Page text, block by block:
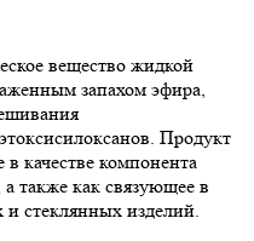
вещество жидкой
запахом эфира,
Продукт
качестве компонента
также как связующее в
и стеклянных изделий.